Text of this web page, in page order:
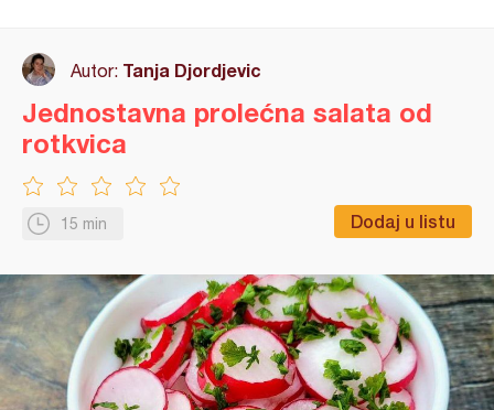
Autor: Tanja Djordjevic
15 min Dodaj u listu
Jednostavna prolećna salata od
rotkvica